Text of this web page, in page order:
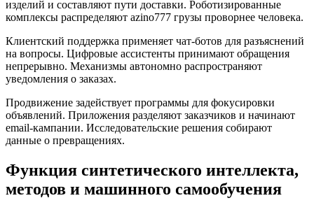
изделий и составляют пути доставки. Роботизированные
комплексы распределяют azino777 грузы проворнее человека.
Клиентский поддержка применяет чат-ботов для разъяснений
на вопросы. Цифровые ассистенты принимают обращения
непрерывно. Механизмы автономно распространяют
уведомления о заказах.
Продвижение задействует программы для фокусировки
объявлений. Приложения разделяют заказчиков и начинают
email-кампании. Исследовательские решения собирают
данные о превращениях.
Функция синтетического интеллекта,
методов и машинного самообучения